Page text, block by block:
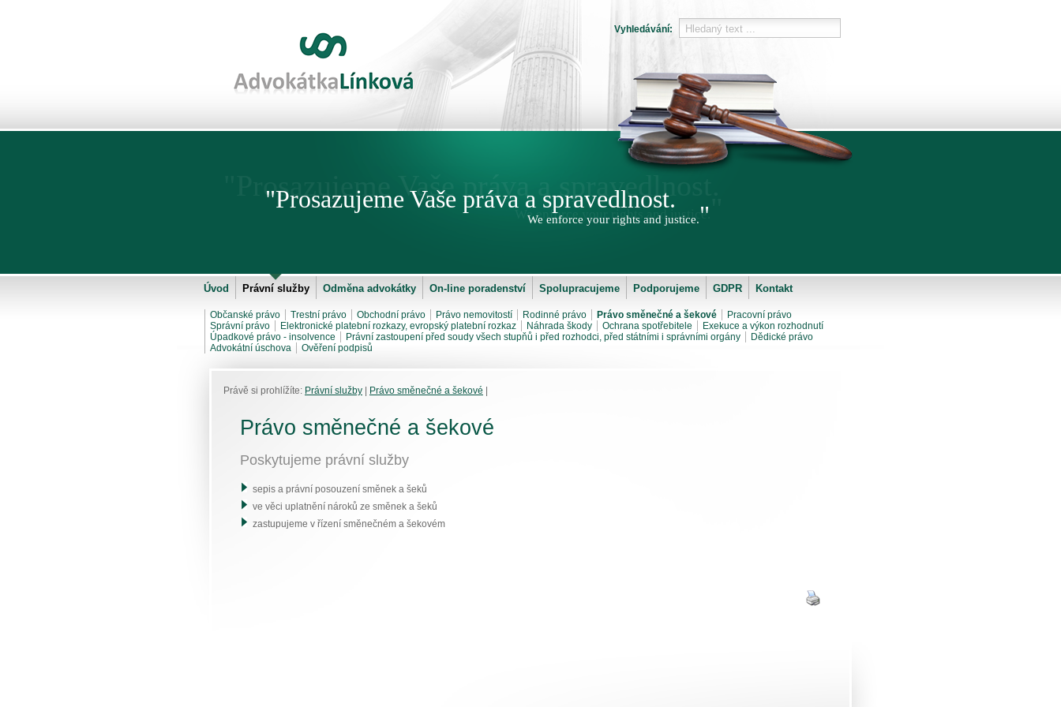
Vyhledávání:
"Prosazujeme Vaše práva a spravedlnost.
We enforce your rights and justice."
"Prosazujeme Vaše práva a spravedlnost.
We enforce your rights and justice.
Úvod Právní služby Odměna advokátky On-line poradenství Spolupracujeme Podporujeme GDPR Kontakt
Občanské právo Trestní právo Obchodní právo Právo nemovitostí Rodinné právo Právo směnečné a šekové
Pracovní právo
Správní právo
Elektronické platební rozkazy, evropský platební rozkaz Náhrada škody Ochrana spotřebitele
Exekuce a výkon rozhodnutí
Úpadkové právo - insolvence
Právní zastoupení před soudy všech stupňů i před rozhodci, před státními i správními orgány
Dědické právo
Advokátní úschova
Ověření podpisů
Právě si prohlížíte: Právní služby Právo směnečné a šekové
Právo směnečné a šekové
Poskytujeme právní služby
sepis a právní posouzení směnek a šeků
ve věci uplatnění nároků ze směnek a šeků
zastupujeme v řízení směnečném a šekovém